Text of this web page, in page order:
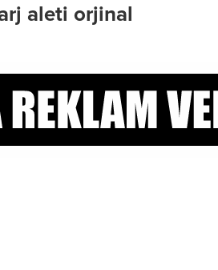
aleti orjinal